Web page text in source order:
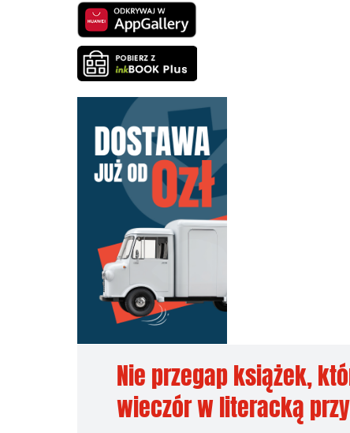
Nie przegap książek,
wieczór w literacką